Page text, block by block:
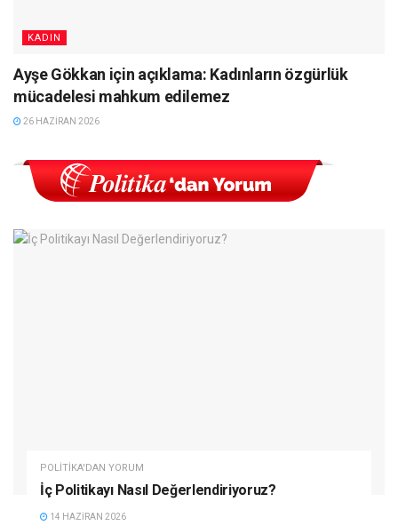
KADIN
Ayşe Gökkan için açıklama: Kadınların özgürlük
mücadelesi mahkum edilemez
26 HAZIRAN 2026
POLITIKA'DAN YORUM
İç Politikayı Nasıl Değerlendiriyoruz?
14 HAZIRAN 2026